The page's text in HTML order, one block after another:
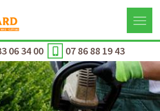
06 34 00 07 86 88 19 43